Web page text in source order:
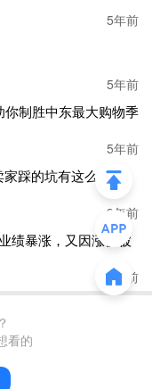
。新的一年，平台果
比例不尽相同。有卖
从两万五降到了三千
整库容，这引发了大
“库容又降了，何时才
，有时甚至一周两
分卖家发货都不知道
都在砍库容，之前有
马逊的补货数量限
5年前
5年前
你制胜中东最大购物季
5年前
踩的坑有这么多？
3年前
绩暴涨，又因涨价被
3年前
看的